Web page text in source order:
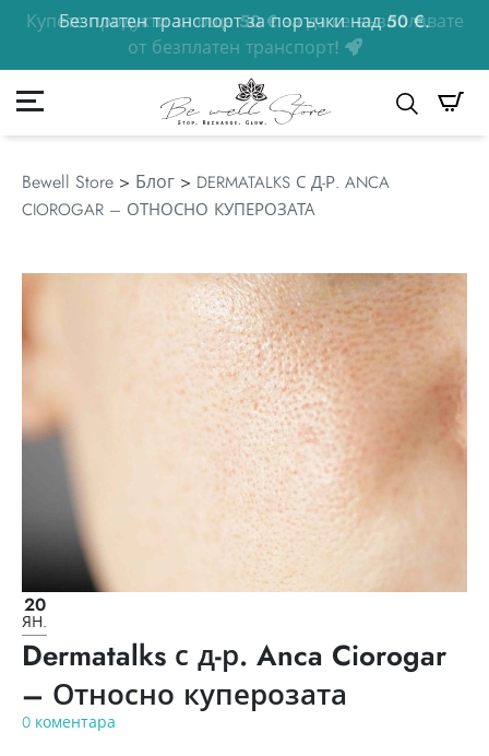
Безплатен транспорт за поръчки над 50 €.
50€
Моята сметка
Bewell Store > Блог > DERMATALKS С Д-Р. ANCA
CIOROGAR – ОТНОСНО КУПЕРОЗАТА
20
ЯН.
Dermatalks с д-р. Anca Ciorogar
– Относно куперозата
0 коментара